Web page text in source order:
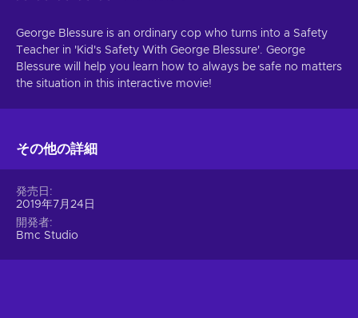
George Blessure is an ordinary cop who turns into a Safety
Teacher in 'Kid's Safety With George Blessure'. George
Blessure will help you learn how to always be safe no matters
the situation in this interactive movie!
その他の詳細
発売日
2019年7月24日
開発者
Bmc Studio